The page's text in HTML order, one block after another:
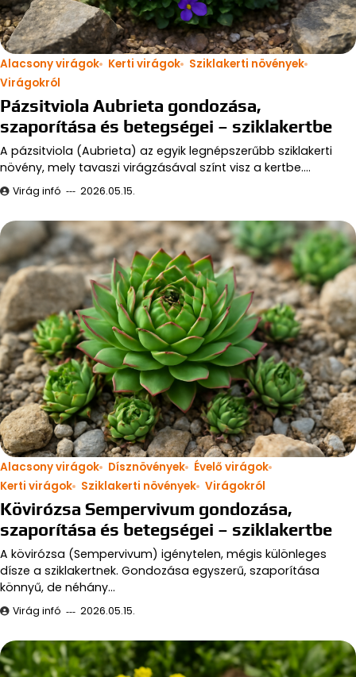
Alacsony virágok Kerti virágok
Sziklakerti növények
Virágokról
Pázsitviola Aubrieta gondozása,
szaporítása és betegségei – sziklakertbe
A pázsitviola (Aubrieta) az egyik legnépszerűbb sziklakerti
növény, mely tavaszi virágzásával színt visz a kertbe.…
Virág infó 2026.05.15.
Alacsony virágok Dísznövények
Évelő virágok
Kerti virágok
Sziklakerti növények Virágokról
Kövirózsa Sempervivum gondozása,
szaporítása és betegségei – sziklakertbe
A kövirózsa (Sempervivum) igénytelen, mégis különleges
dísze a sziklakertnek. Gondozása egyszerű, szaporítása
könnyű, de néhány…
Virág infó 2026.05.15.